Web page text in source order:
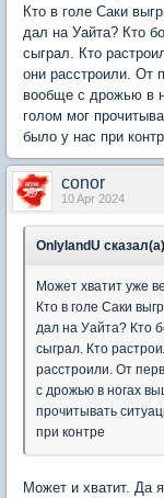
Кто в голе Саки
дал на Уайта? Кто
сыграл. Кто
они расстроили. От
вообще с дрожью в
голом мог
было у нас при
conor
10 Apr 2024
OnlyIandU
Может хватит уже
Кто в голе Саки
дал на Уайта? Кто
сыграл. Кто
расстроили. От
с дрожью в ногах
прочитывать
при контре
Может и хватит. Да